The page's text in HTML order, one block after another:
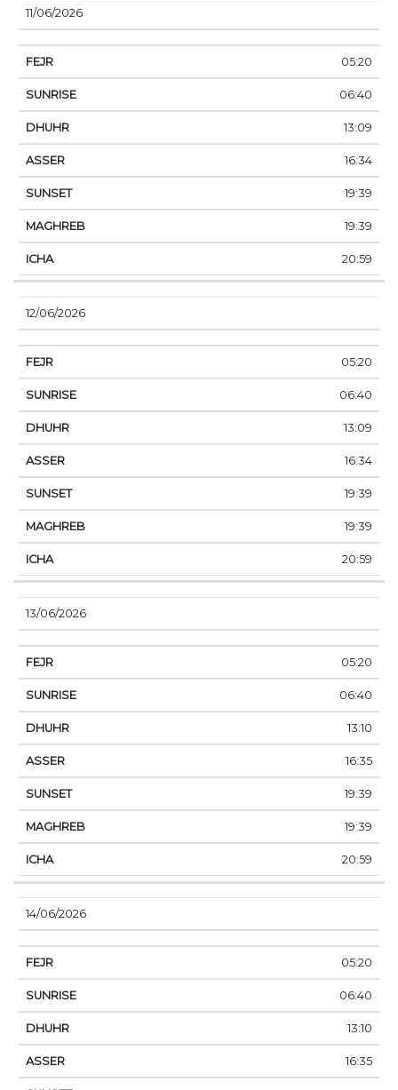
11/06/2026
05:20
06:40
13:09
16:34
19:39
19:39
20:59
12/06/2026
05:20
06:40
13:09
16:34
19:39
19:39
20:59
13/06/2026
05:20
06:40
13:10
16:35
19:39
19:39
20:59
14/06/2026
05:20
06:40
13:10
16:35